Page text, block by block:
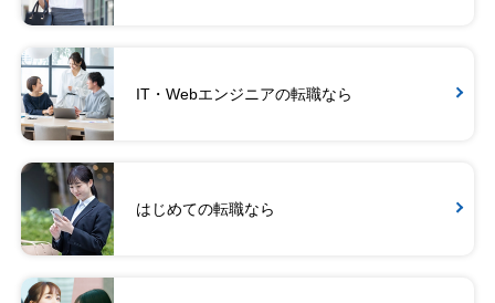
IT・Webエンジニアの転職なら
はじめての転職なら